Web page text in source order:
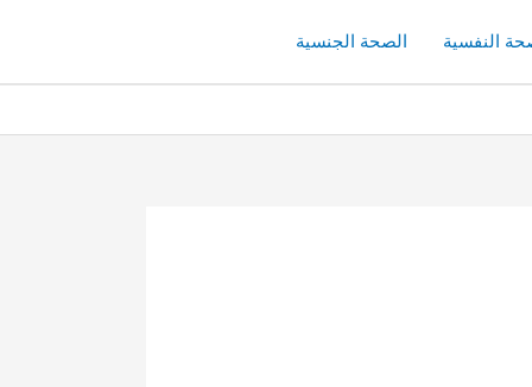
النفسية الصحة الجنسية